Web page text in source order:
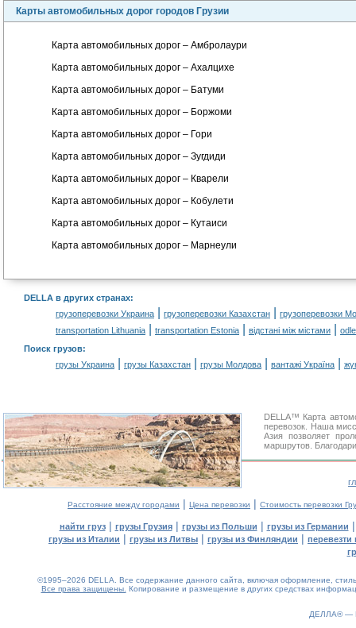
Карты автомобильных дорог городов Грузии
Карта автомобильных дорог – Амбролаури
Карта автомобильных дорог – Ахалцихе
Карта автомобильных дорог – Батуми
Карта автомобильных дорог – Боржоми
Карта автомобильных дорог – Гори
Карта автомобильных дорог – Зугдиди
Карта автомобильных дорог – Кварели
Карта автомобильных дорог – Кобулети
Карта автомобильных дорог – Кутаиси
Карта автомобильных дорог – Марнеули
DELLA в других странах:
грузоперевозки Украина
грузоперевозки Казахстан
грузоперевозки
transportation Lithuania
transportation Estonia відстані між містами
Поиск грузов:
грузы Украина
грузы Казахстан грузы Молдова вантажі Україна
DELLA™ Карта
перевозок. Наша
Азия позволяет
маршрутов.
Расстояние между городами | Цена перевозки | Стоимость перевозки
найти груз| грузы Грузия| грузы из Польши | грузы из Германии
грузы из Италии | грузы из Литвы | грузы из Финляндии | перевезти
©1995–2026 DELLA. Все содержание данного сайта, включая оформление,
Все права защищены. Копирование и размещение в других средствах
ДЕЛЛА® —